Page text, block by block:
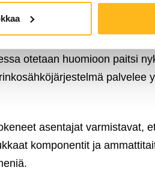
tekevät yksityiskohtaisen
otetaan huomioon paitsi
palvelee
asentajat varmistavat,
komponentit ja